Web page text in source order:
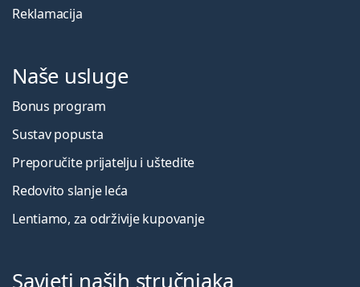
Reklamacija
Naše usluge
Bonus program
Sustav popusta
Preporučite prijatelju i uštedite
Redovito slanje leća
Lentiamo, za održivije kupovanje
Savjeti naših stručnjaka